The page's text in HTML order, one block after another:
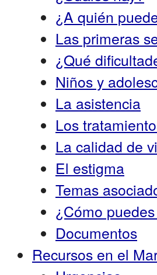
¿A quién
Las primeras
¿Qué
Niños y
La asistencia
Los
La calidad de
El estigma
Temas
¿Cómo
Documentos
Recursos en el